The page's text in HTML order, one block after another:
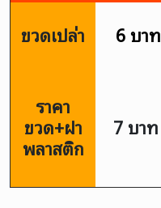
ขวดเปล่า 6 บาท
ราคา
ขวด+ฝา
พลาสติก
7 บาท